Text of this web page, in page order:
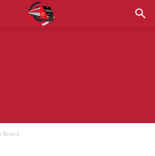
Brasil